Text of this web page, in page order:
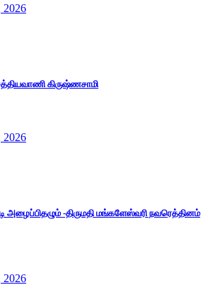
2026
கிருஷ்ணசாமி
2026
அழைப்பிதழும் -திருமதி மங்களேஸ்வரி நவரெத்தினம்
2026